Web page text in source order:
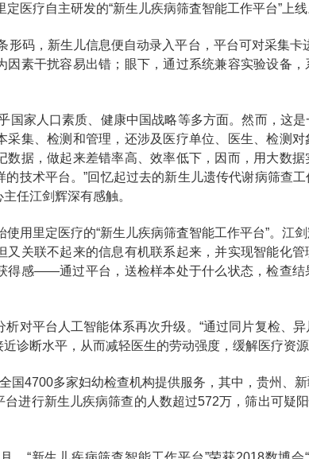
医疗自主研发的“新生儿疾病筛査智能工作平台”上线
码，新生儿信息便自动录入平台，平台可对采集卡
素干扰容易出错；眼下，通过系统兼容实验设备
国家人口素质、健康中国战略等多方面。然而，这
集、检测和管理，还涉及医疗单位、医生、检测对
据，做起来差错率高、效率低下，因而，用大数
技术平台。”回忆起过去的新生儿遗传代谢病筛查
任江剑辉深有感触。
用里定医疗的“新生儿疾病筛査智能工作平台”。江
关联不起来的信息有机联系起来，并实现智能化
得感——通过平台，送检样本处于什么状态，检查结
对平台人工智能体系再次升级。“通过同片复检、
诊断水平，从而减轻医生的劳动强度，缓解医疗资源
国4700多家妇幼检查机构提供服务，其中，贵州、
进行新生儿疾病筛查的人数超过572万，筛出可疑